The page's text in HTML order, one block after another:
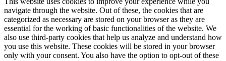
navigate through the website. Out of these, the cookies that are
categorized as necessary are stored on your browser as they are
essential for the working of basic functionalities of the website. We
also use third-party cookies that help us analyze and understand how
you use this website. These cookies will be stored in your browser
only with your consent. You also have the option to opt-out of these